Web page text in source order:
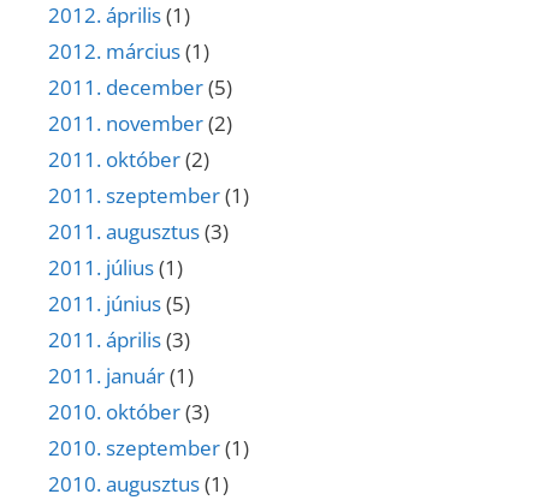
2012. április(1)
2012. március(1)
2011. december(5)
2011. november(2)
2011. október(2)
2011. szeptember(1)
2011. augusztus(3)
2011. július(1)
2011. június(5)
2011. április(3)
2011. január(1)
2010. október(3)
2010. szeptember(1)
2010. augusztus(1)